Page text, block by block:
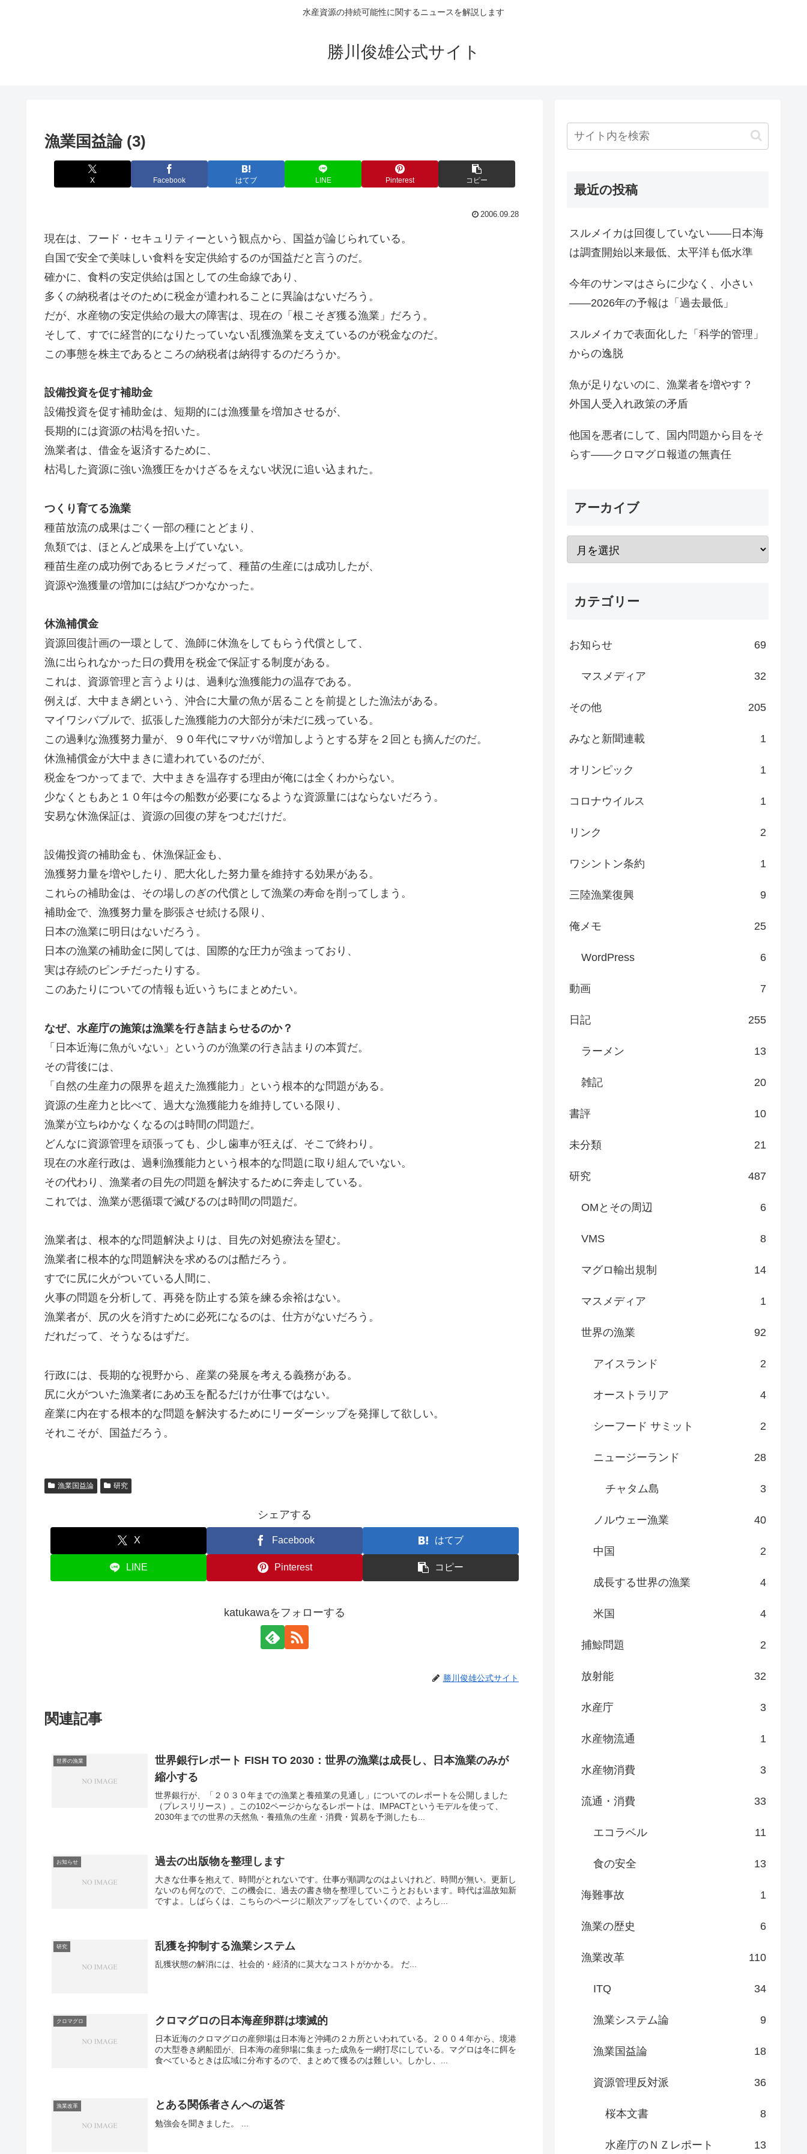
水産資源の持続可能性に関するニュースを解説します
勝川俊雄公式サイト
漁業国益論 (3)
X Facebook はてブ LINE Pinterest コピー
2006.09.28
現在は、フード・セキュリティーという観点から、国益が論じられている。
自国で安全で美味しい食料を安定供給するのが国益だと言うのだ。
確かに、食料の安定供給は国としての生命線であり、
多くの納税者はそのために税金が遣われることに異論はないだろう。
だが、水産物の安定供給の最大の障害は、現在の「根こそぎ獲る漁業」だろう。
そして、すでに経営的になりたっていない乱獲漁業を支えているのが税金なのだ。
この事態を株主であるところの納税者は納得するのだろうか。
設備投資を促す補助金
設備投資を促す補助金は、短期的には漁獲量を増加させるが、
長期的には資源の枯渇を招いた。
漁業者は、借金を返済するために、
枯渇した資源に強い漁獲圧をかけざるをえない状況に追い込まれた。
つくり育てる漁業
種苗放流の成果はごく一部の種にとどまり、
魚類では、ほとんど成果を上げていない。
種苗生産の成功例であるヒラメだって、種苗の生産には成功したが、
資源や漁獲量の増加には結びつかなかった。
休漁補償金
資源回復計画の一環として、漁師に休漁をしてもらう代償として、
漁に出られなかった日の費用を税金で保証する制度がある。
これは、資源管理と言うよりは、過剰な漁獲能力の温存である。
例えば、大中まき網という、沖合に大量の魚が居ることを前提とした漁法がある。
マイワシバブルで、拡張した漁獲能力の大部分が未だに残っている。
この過剰な漁獲努力量が、９０年代にマサバが増加しようとする芽を２回とも摘んだのだ。
休漁補償金が大中まきに遣われているのだが、
税金をつかってまで、大中まきを温存する理由が俺には全くわからない。
少なくともあと１０年は今の船数が必要になるような資源量にはならないだろう。
安易な休漁保証は、資源の回復の芽をつむだけだ。
設備投資の補助金も、休漁保証金も、
漁獲努力量を増やしたり、肥大化した努力量を維持する効果がある。
これらの補助金は、その場しのぎの代償として漁業の寿命を削ってしまう。
補助金で、漁獲努力量を膨張させ続ける限り、
日本の漁業に明日はないだろう。
日本の漁業の補助金に関しては、国際的な圧力が強まっており、
実は存続のピンチだったりする。
このあたりについての情報も近いうちにまとめたい。
なぜ、水産庁の施策は漁業を行き詰まらせるのか？
「日本近海に魚がいない」というのが漁業の行き詰まりの本質だ。
その背後には、
「自然の生産力の限界を超えた漁獲能力」という根本的な問題がある。
資源の生産力と比べて、過大な漁獲能力を維持している限り、
漁業が立ちゆかなくなるのは時間の問題だ。
どんなに資源管理を頑張っても、少し歯車が狂えば、そこで終わり。
現在の水産行政は、過剰漁獲能力という根本的な問題に取り組んでいない。
その代わり、漁業者の目先の問題を解決するために奔走している。
これでは、漁業が悪循環で滅びるのは時間の問題だ。
漁業者は、根本的な問題解決よりは、目先の対処療法を望む。
漁業者に根本的な問題解決を求めるのは酷だろう。
すでに尻に火がついている人間に、
火事の問題を分析して、再発を防止する策を練る余裕はない。
漁業者が、尻の火を消すために必死になるのは、仕方がないだろう。
だれだって、そうなるはずだ。
行政には、長期的な視野から、産業の発展を考える義務がある。
尻に火がついた漁業者にあめ玉を配るだけが仕事ではない。
産業に内在する根本的な問題を解決するためにリーダーシップを発揮して欲しい。
それこそが、国益だろう。
漁業国益論 研究
シェアする
X Facebook はてブ
LINE Pinterest コピー
katukawaをフォローする
勝川俊雄公式サイト
関連記事
世界の漁業
世界銀行レポート FISH TO 2030：世界の漁業は成長し、日本漁業のみが
縮小する
世界銀行が、「２０３０年までの漁業と養殖業の見通し」についてのレポートを公開しました
（プレスリリース）。この102ページからなるレポートは、IMPACTというモデルを使って、
2030年までの世界の天然魚・養殖魚の生産・消費・貿易を予測したも...
お知らせ 過去の出版物を整理します
大きな仕事を抱えて、時間がとれないです。仕事が順調なのはよいけれど、時間が無い。更新し
ないのも何なので、この機会に、過去の書き物を整理していこうとおもいます。時代は温故知新
ですよ。しばらくは、こちらのページに順次アップをしていくので、よろし...
研究 乱獲を抑制する漁業システム
乱獲状態の解消には、社会的・経済的に莫大なコストがかかる。 だ...
クロマグロ クロマグロの日本海産卵群は壊滅的
日本近海のクロマグロの産卵場は日本海と沖縄の２カ所といわれている。２００４年から、境港
の大型巻き網船団が、日本海の産卵場に集まった成魚を一網打尽にしている。マグロは冬に餌を
食べているときは広域に分布するので、まとめて獲るのは難しい。しかし、...
漁業改革 とある関係者さんへの返答
最近の投稿
スルメイカは回復していない――日本海
は調査開始以来最低、太平洋も低水準
今年のサンマはさらに少なく、小さい
――2026年の予報は「過去最低」
スルメイカで表面化した「科学的管理」
からの逸脱
魚が足りないのに、漁業者を増やす？
外国人受入れ政策の矛盾
他国を悪者にして、国内問題から目をそ
らす――クロマグロ報道の無責任
アーカイブ
カテゴリー
お知らせ 69
マスメディア 32
その他 205
みなと新聞連載 1
オリンピック 1
コロナウイルス 1
リンク 2
ワシントン条約 1
三陸漁業復興 9
俺メモ 25
WordPress 6
動画 7
日記 255
ラーメン 13
雑記 20
書評 10
未分類 21
研究 487
OMとその周辺 6
VMS 8
マグロ輸出規制 14
マスメディア 1
世界の漁業 92
アイスランド 2
オーストラリア 4
シーフード サミット 2
ニュージーランド 28
チャタム島 3
ノルウェー漁業 40
中国 2
成長する世界の漁業 4
米国 4
捕鯨問題 2
放射能 32
水産庁 3
水産物流通 1
水産物消費 3
流通・消費 33
エコラベル 11
食の安全 13
海難事故 1
漁業の歴史 6
漁業改革 110
ITQ 34
漁業システム論 9
漁業国益論 18
資源管理反対派 36
桜本文書 8
水産庁のＮＺレポート 13